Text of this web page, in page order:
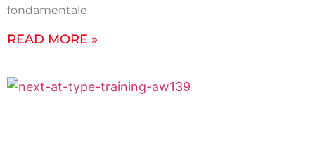
fondamentale
READ MORE »